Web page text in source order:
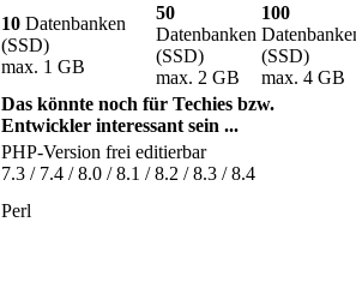
10 Datenbanken
(SSD)
max. 1 GB
50
Datenbanken
(SSD)
max. 2 GB
100
(SSD)
max. 4 GB
Das könnte noch für Techies bzw.
Entwickler interessant sein ...
PHP-Version frei editierbar
7.3 / 7.4 / 8.0 / 8.1 / 8.2 / 8.3 / 8.4
Perl